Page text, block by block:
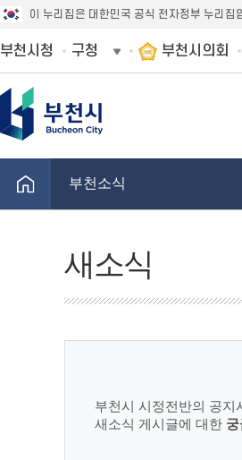
이 누리집은 대한민국 공식 전자정부 누리집
부천시청 구청 부천시의회
부천소식
새소식
부천시 시정전반의 공지
새소식 게시글에 대한